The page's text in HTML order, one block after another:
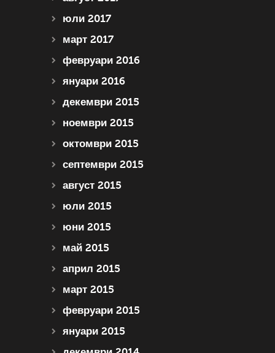
юли 2017
март 2017
февруари 2016
януари 2016
декември 2015
ноември 2015
октомври 2015
септември 2015
август 2015
юли 2015
юни 2015
май 2015
април 2015
март 2015
февруари 2015
януари 2015